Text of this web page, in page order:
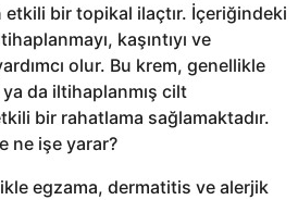
bir topikal ilaçtır. İçeriğindeki
kaşıntıyı ve
olur. Bu krem, genellikle
ya da iltihaplanmış cilt
bir rahatlama sağlamaktadır.
ne işe yarar?
egzama, dermatitis ve alerjik